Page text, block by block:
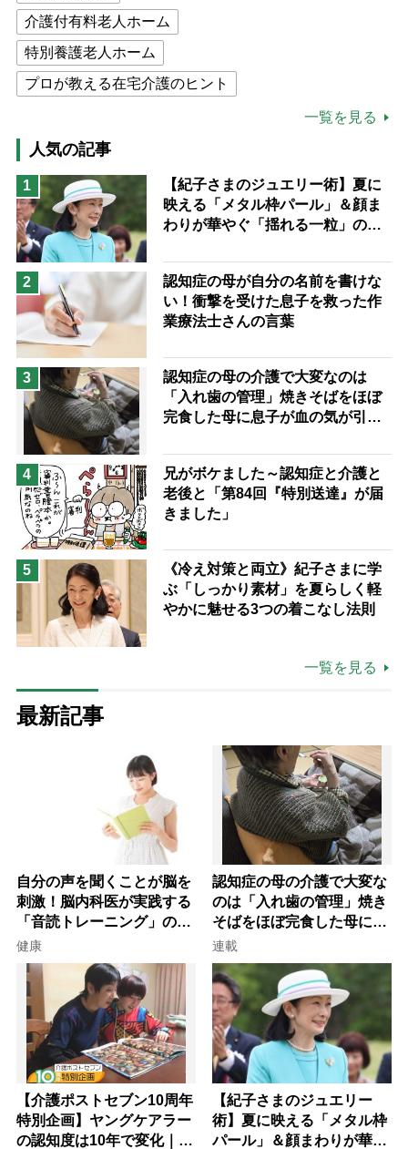
介護付有料老人ホーム
特別養護老人ホーム
プロが教える在宅介護のヒント
高木ブー
ケアマネジャー
猫が母になつきません
息子の遠距離介護サバイバル術
兄がボケました
予防法
一覧を見る
人気の記事
1
【紀子さまのジュエリー術】夏に
映える「メタル枠パール」＆顔ま
わりが華やぐ「揺れる一粒」の使
2
認知症の母が自分の名前を書けな
い！衝撃を受けた息子を救った作
業療法士さんの言葉
3
認知症の母の介護で大変なのは
「入れ歯の管理」焼きそばをほぼ
完食した母に息子が血の気が引い
4
兄がボケました～認知症と介護と
老後と「第84回『特別送達』が届
きました」
5
《冷え対策と両立》紀子さまに学
ぶ「しっかり素材」を夏らしく軽
やかに魅せる3つの着こなし法則
一覧を見る
最新記事
自分の声を聞くことが脳を
刺激！脳内科医が実践する
「音読トレーニング」の極
意
健康
認知症の母の介護で大変な
のは「入れ歯の管理」焼き
そばをほぼ完食した母に息
子が血の気が引いた理由
連載
【介護ポストセブン10周年
特別企画】ヤングケアラー
の認知度は10年で変化｜流
【紀子さまのジュエリー
術】夏に映える「メタル枠
パール」＆顔まわりが華や